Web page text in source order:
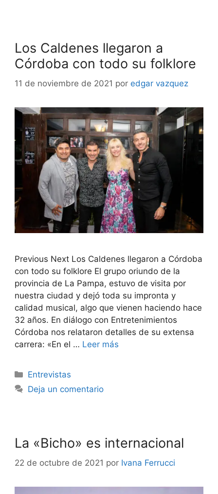
Los Caldenes llegaron a
Córdoba con todo su folklore
11 de noviembre de 2021 por edgar vazquez
Previous Next Los Caldenes llegaron a Córdoba
con todo su folklore El grupo oriundo de la
provincia de La Pampa, estuvo de visita por
nuestra ciudad y dejó toda su impronta y
calidad musical, algo que vienen haciendo hace
32 años. En diálogo con Entretenimientos
Córdoba nos relataron detalles de su extensa
carrera: «En el … Leer más
Entrevistas
Deja un comentario
La «Bicho» es internacional
22 de octubre de 2021 por Ivana Ferrucci